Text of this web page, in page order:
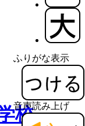
ふりがな表示
音声読み上げ
校